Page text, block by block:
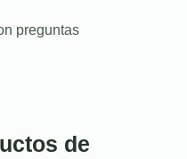
preguntas
de